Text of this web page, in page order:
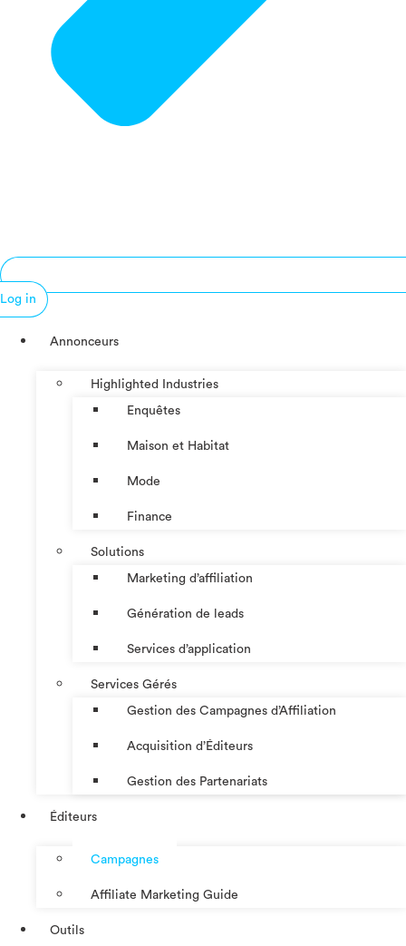
Log in
Annonceurs
Highlighted Industries
Enquêtes
Maison et Habitat
Mode
Finance
Solutions
Marketing d’affiliation
Génération de leads
Services d’application
Services Gérés
Gestion des Campagnes d’Affiliation​
Acquisition d’Éditeurs
Gestion des Partenariats
Éditeurs
Campagnes
Affiliate Marketing Guide
Outils